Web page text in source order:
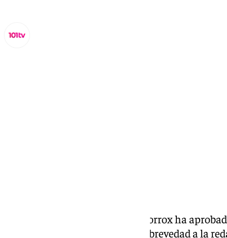
El pleno del Ayuntamiento de Torrox ha
Gobierno de España a la mayor brevedad a la